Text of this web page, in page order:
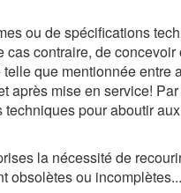
ou de spécifications
contraire, de
que mentionnée entre
après mise en service!
pour aboutir
la nécessité de
obsolètes ou incomplètes...